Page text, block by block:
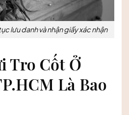
lưu danh và nhận giấy xác nhận
Tro Cốt Ở
Là Bao